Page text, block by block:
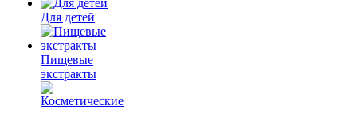
Для детей
Пищевые
экстракты